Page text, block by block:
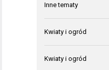
Inne tematy
Kwiaty i ogród
Kwiaty i ogród